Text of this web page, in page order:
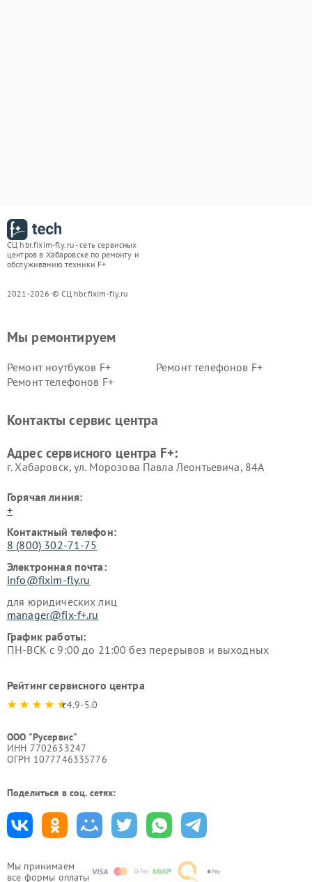
СЦ hbr.fixim-fly.ru - сеть сервисных
центров в Хабаровске по ремонту и
обслуживанию техники F+
2021-2026 © СЦ hbr.fixim-fly.ru
Мы принимаем
все формы оплаты
Мы ремонтируем
Ремонт ноутбуков F+
Ремонт телефонов F+
Ремонт телефонов F+
Контакты сервис центра
Адрес сервисного центра F+:
г. Хабаровск, ул. Морозова Павла Леонтьевича, 84А
Горячая линия:
+
Контактный телефон:
8 (800) 302-71-75
Электронная почта:
info@fixim-fly.ru
для юридических лиц
manager@fix-f+.ru
График работы:
ПН-ВСК с 9:00 до 21:00 без перерывов и выходных
Рейтинг сервисного центра
4.9-5.0
ООО "Русервис"
ИНН 7702633247
ОГРН 1077746335776
Поделиться в соц. сетях: